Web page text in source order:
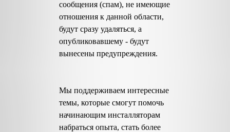
сообщения (спам), не имеющие
отношения к данной области,
будут сразу удаляться, а
опубликовавшему - будут
вынесены предупреждения.
Мы поддерживаем интересные
темы, которые смогут помочь
начинающим инсталляторам
набраться опыта, стать более